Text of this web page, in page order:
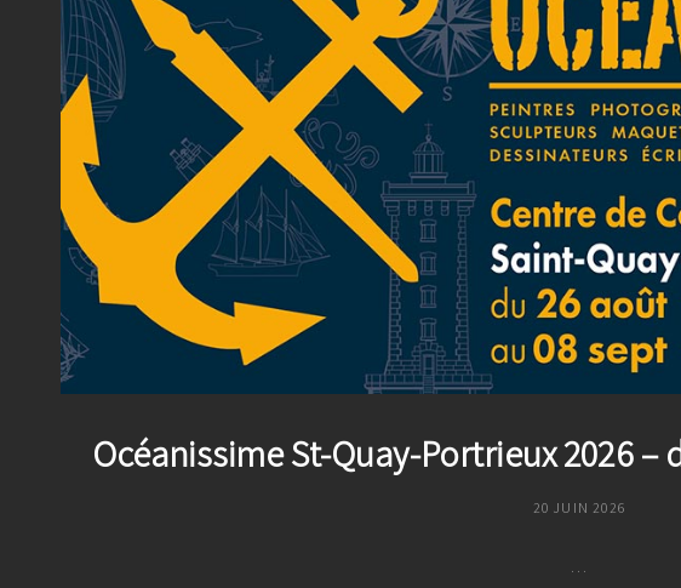
Océanissime St-Quay-Portrieux 2026 –
POSTED
20 JUIN 2026
…